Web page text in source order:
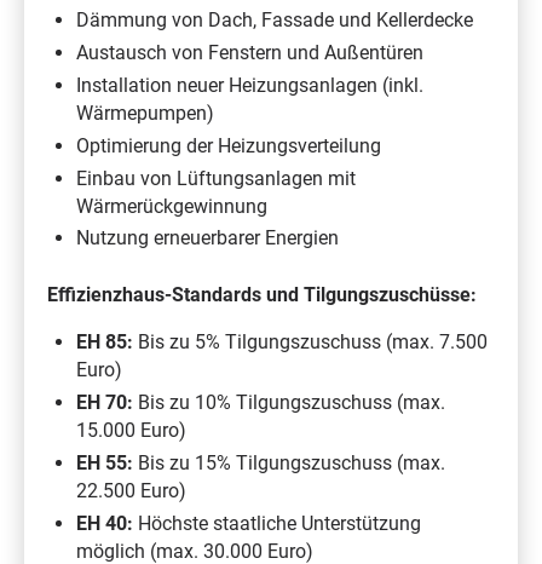
Dämmung von Dach, Fassade und Kellerdecke
Austausch von Fenstern und Außentüren
Installation neuer Heizungsanlagen (inkl.
Wärmepumpen)
Optimierung der Heizungsverteilung
Einbau von Lüftungsanlagen mit
Wärmerückgewinnung
Nutzung erneuerbarer Energien
Effizienzhaus-Standards und Tilgungszuschüsse:
EH 85: Bis zu 5% Tilgungszuschuss (max. 7.500
Euro)
EH 70: Bis zu 10% Tilgungszuschuss (max.
15.000 Euro)
EH 55: Bis zu 15% Tilgungszuschuss (max.
22.500 Euro)
EH 40: Höchste staatliche Unterstützung
möglich (max. 30.000 Euro)